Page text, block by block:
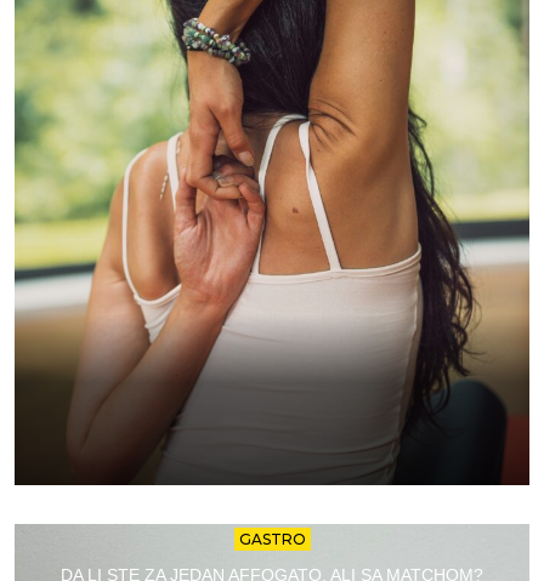
GASTRO
DA LI STE ZA JEDAN AFFOGATO, ALI SA MATCHOM?